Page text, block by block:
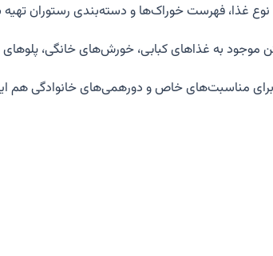
نوع غذا، فهرست خوراک‌ها و دسته‌بندی رستوران
موجود به غذاهای کبابی، خورش‌های خانگی،
مناسبت‌های خاص و دورهمی‌های خانوادگی هم